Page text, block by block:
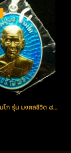
หลวงปู่บัว ถามโก รุ่น มงคลชีวิต ๘๘ เหรียญเจริญพรล่าง เนื้อเงินหน้ากากทองคำ หมายเลข 175 (โทรถาม)